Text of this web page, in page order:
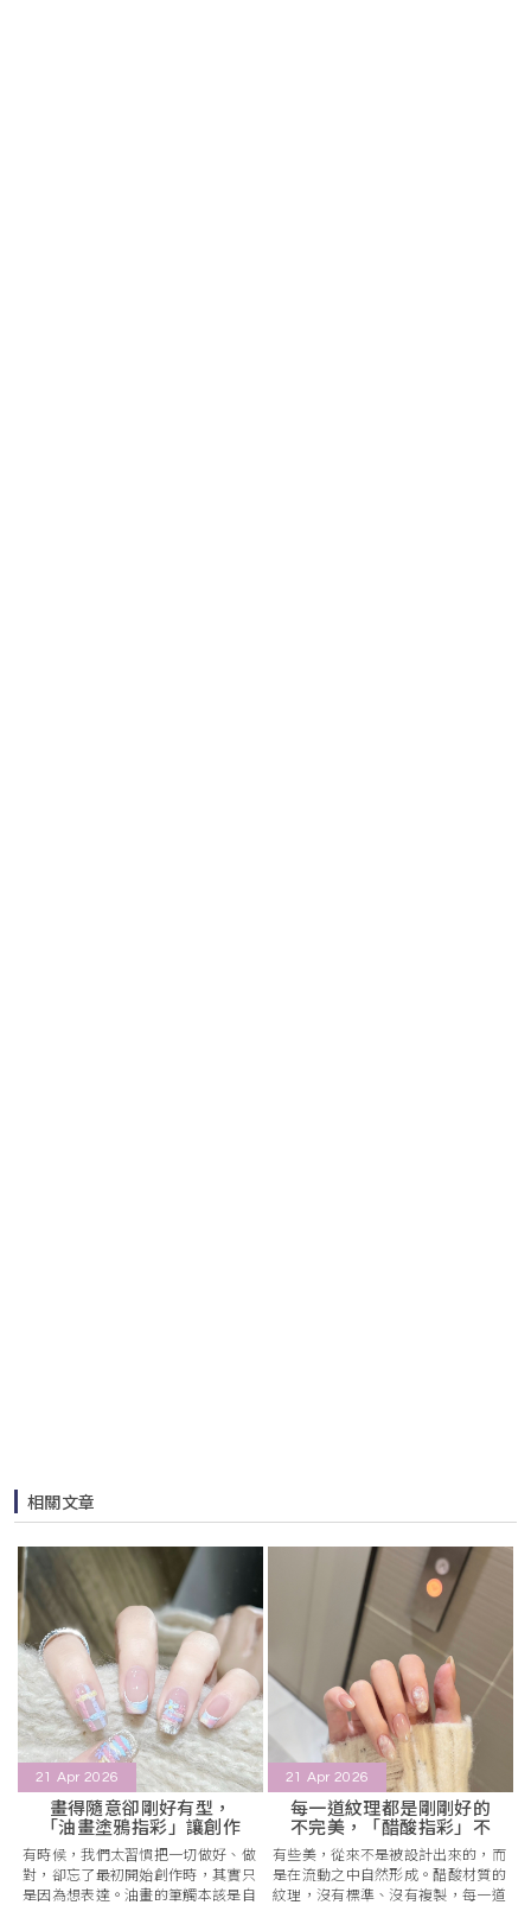
相關文章
21 Apr 2026
畫得隨意卻剛好有型，
「油畫塗鴉指彩」讓創作
回到直覺
有時候，我們太習慣把一切做好、做
對，卻忘了最初開始創作時，其實只
是因為想表達。油畫的筆觸本該是自
21 Apr 2026
每一道紋理都是剛剛好的
不完美，「醋酸指彩」不
規則反而更完整
有些美，從來不是被設計出來的，而
是在流動之中自然形成。醋酸材質的
紋理，沒有標準、沒有複製，每一道